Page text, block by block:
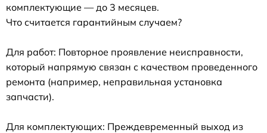
комплектующие — до 3 месяцев.
Что считается гарантийным случаем?
Для работ: Повторное проявление неисправности,
который напрямую связан с качеством проведенного
ремонта (например, неправильная установка
запчасти).
Для комплектующих: Преждевременный выход из